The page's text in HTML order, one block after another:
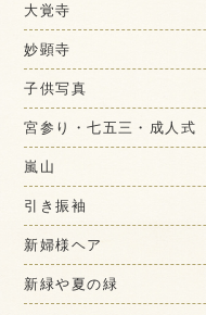
大覚寺
妙顕寺
子供写真
宮参り・七五三・成人式
嵐山
引き振袖
新婦様ヘア
新緑や夏の緑